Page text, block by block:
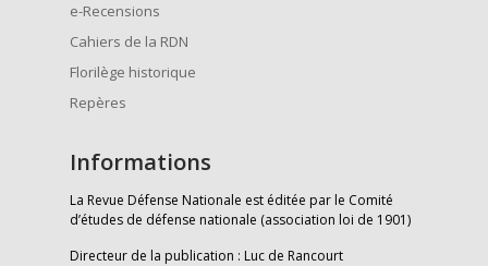
e-Recensions
Cahiers de la RDN
Florilège historique
Repères
Informations
La Revue Défense Nationale est éditée par le Comité
d’études de défense nationale (association loi de 1901)
Directeur de la publication : Luc de Rancourt